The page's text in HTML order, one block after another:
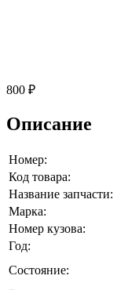
800 ₽
Описание
Номер:
Код товара:
Название запчасти:
Марка:
Номер кузова:
Год:
Состояние: